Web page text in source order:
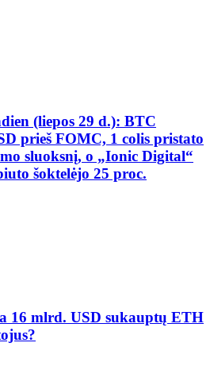
(liepos 29 d.): BTC
prieš FOMC, 1 colis pristato
sluoksnį, o „Ionic Digital“
šoktelėjo 25 proc.
16 mlrd. USD sukauptų ETH